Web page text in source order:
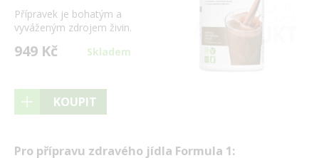
Přípravek je bohatým a
vyváženým zdrojem živin.
949 Kč Skladem
KOUPIT
Pro přípravu zdravého jídla Formula 1: